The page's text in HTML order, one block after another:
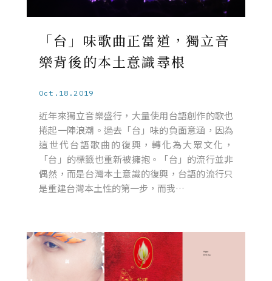
「台」味歌曲正當道，獨立音
樂背後的本土意識尋根
Oct.18.2019
近年來獨立音樂盛行，大量使用台語創作的歌也
捲起一陣浪潮。過去「台」味的負面意涵，因為
這世代台語歌曲的復興，轉化為大眾文化，
「台」的標籤也重新被擁抱。「台」的流行並非
偶然，而是台灣本土意識的復興，台語的流行只
是重建台灣本土性的第一步，而我…